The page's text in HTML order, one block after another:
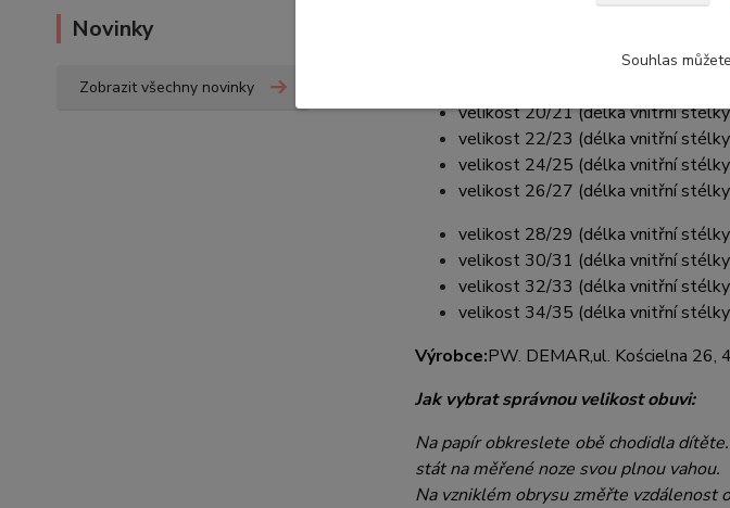
Novinky
Zobrazit všechny novinky
zajišťující
barevné provedení pro malé klučiny i
velikost 20/21 (délka vnitřní
velikost 22/23 (délka vnitřní
velikost 24/25 (délka vnitřní
velikost 26/27 (délka vnitřní
velikost 28/29 (délka vnitřní
velikost 30/31 (délka vnitřní
velikost 32/33 (délka vnitřní
velikost 34/35 (délka vnitřní
Výrobce:PW. DEMAR,ul. Kościelna 26,
Jak vybrat správnou velikost obuvi:
Na papír obkreslete obě chodidla
stát na měřené noze svou plnou vahou.
Na vzniklém obrysu změřte vzdálenost
Souhlas